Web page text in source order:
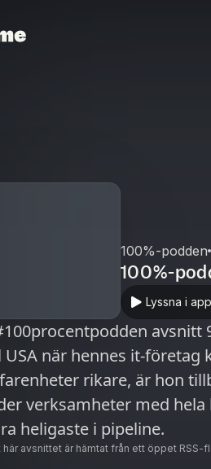
100%-podden
100%-
Lyssna i
avsnitt
USA när hennes it-företag
rikare, är hon
verksamheter med
heligaste i pipeline.
här avsnittet är hämtat från ett öppet